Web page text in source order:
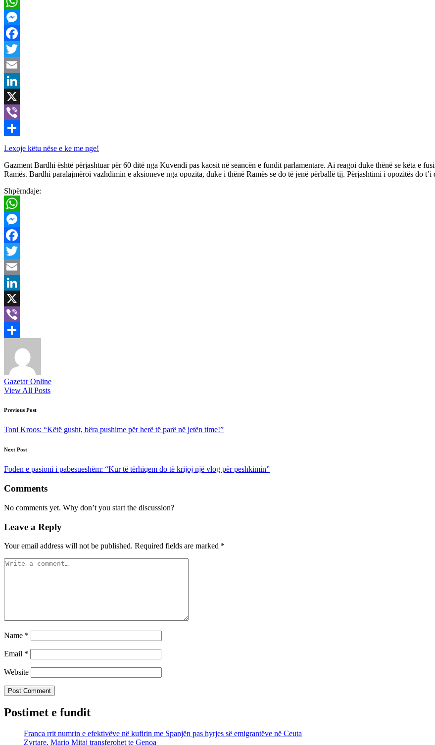
WhatsApp
Messenger
Facebook
Twitter
Email
LinkedIn
X
Viber
Share
Lexoje këtu nëse e ke me nge!
Gazment Bardhi është përjashtuar për 60 ditë nga Kuvendi pas kaosit në seancën e fundit parlamentare. Ai reagoi duke thënë se këta e
Ramës. Bardhi paralajmëroi vazhdimin e aksioneve nga opozita, duke i thënë Ramës se do të jenë përballë tij. Përjashtimi i opozitës do
Shpërndaje:
WhatsApp
Messenger
Facebook
Twitter
Email
LinkedIn
X
Viber
Gazetar Online
View All Posts
Post
navigation
Previous Post
Toni Kroos: “Këtë gusht, bëra pushime për herë të parë në jetën time!”
Next Post
Foden e pasioni i pabesueshëm: “Kur të tërhiqem do të krijoj një vlog për peshkimin”
Comments
No comments yet. Why don’t you start the discussion?
Leave a Reply
Your email address will not be published. Required fields are marked *
Name *
Email *
Website
Postimet e fundit
Franca rrit numrin e efektivëve në kufirin me Spanjën pas hyrjes së emigrantëve në Ceuta
Zyrtare, Mario Mitaj transferohet te Genoa